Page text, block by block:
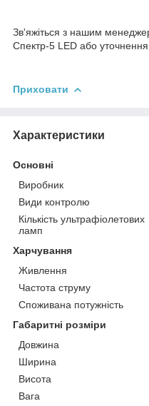
Зв'яжіться з нашим
Спектр-5 LED або уточнення
Приховати
Характеристики
Основні
Виробник
Види контролю
Кількість ультрафіолетових
ламп
Харчування
Живлення
Частота струму
Споживана потужність
Габаритні розміри
Довжина
Ширина
Висота
Вага